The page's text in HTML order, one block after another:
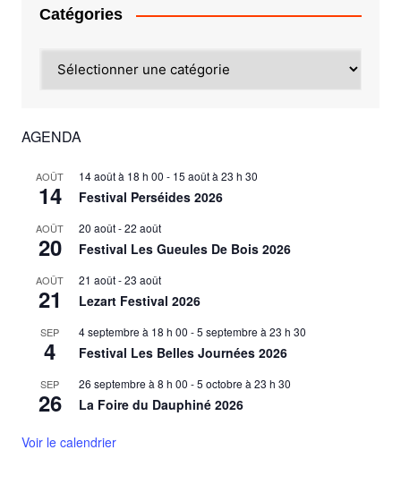
Catégories
AGENDA
AOÛT
14
14 août à 18 h 00 - 15 août à 23 h 30
Festival Perséides 2026
AOÛT
20
20 août-22 août
Festival Les Gueules De Bois 2026
AOÛT
21
21 août-23 août
Lezart Festival 2026
SEP
4
4 septembre à 18 h 00 -5 septembre à 23 h 30
Festival Les Belles Journées 2026
SEP
26
26 septembre à 8 h 00 -5 octobre à 23 h 30
La Foire du Dauphiné 2026
Voir le calendrier